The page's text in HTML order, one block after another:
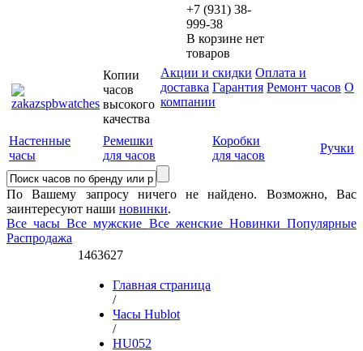
+7 (931) 38-
999-38
В корзине нет
товаров
Копии
часов
высокого
качества
Акции и скидки Оплата и
доставка Гарантия Ремонт часов О
компании
Настенные
часы
Ремешки
для часов
Коробки
для часов
Ручки
По Вашему запросу ничего не найдено. Возможно, Вас
заинтересуют наши новинки.
Все часыВсе мужские Все женские НовинкиПопулярные
Распродажа
1463627
Главная страница
/
Часы Hublot
/
HU052